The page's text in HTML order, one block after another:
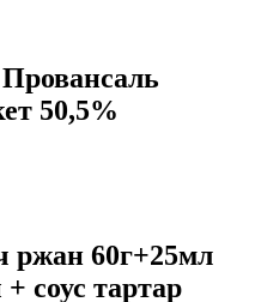
50,5%
ржан 60г+25мл
соус тартар